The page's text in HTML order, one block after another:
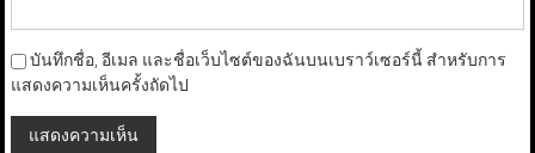
บันทึกชื่อ, อีเมล และชื่อเว็บไซต์ของฉันบนเบราว์เซอร์นี้ สำหรับการ
แสดงความเห็นครั้งถัดไป